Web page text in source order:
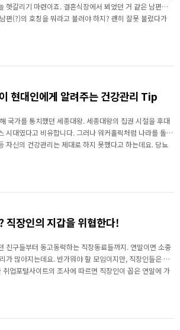
헷갈리기 마련이죠. 결혼식장에서 뵈었던 거 같은 남편의
편(?)의 호칭을 뭐라고 불러야 하지? 괜히 잘못 불렀다가
온 가족이 한 자리에 모이는 명절, 친척들의 촌수와 호칭 때
신가요? 한화생명과 함께 가족 촌수와 호칭에 대해 함께 알
현대인에게 알려주는 건강관리 Tip
국가를 통치했던 세종대왕. 세종대왕의 집권 시절을 후대
시대였다고 비유합니다. 그러나 워커홀릭처럼 나라를 돌본
자신의 건강관리는 제대로 하지 못했다고 하는데요. 당뇨
굉장히 심한 고통을 받았다고 합니다. 이는 비단 남의 일
대인들도 세종대왕처럼 운동부족 등을 느끼고 있기 때문인
직장인의 지갑을 위협한다!
친구들부터 동고동락하는 직장동료들까지. 연말이면 소중
가 많아지는데요. 반가워야 할 모임이지만, 직장인들은 웃
업포털사이트의 조사에 따르면 직장인이 꼽은 연말에 가
회 등 연말 모임 회비라고 합니다. 하지만 10명 중 7명은
불구하고 연말 모임을 계획 중이라고 응답하였죠. 한화
지